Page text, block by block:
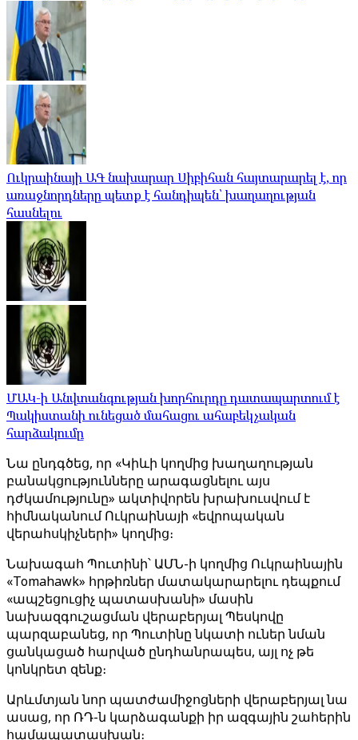
Ուկրաինայի ԱԳ նախարար Սիբիհան հայտարարել է, որ
առաջնորդները պետք է հանդիպեն՝ խաղաղության
հասնելու
ՄԱԿ-ի Անվտանգության խորհուրդը դատապարտում է
Պակիստանի ունեցած մահացու ահաբեկչական
հարձակումը
Նա ընդգծեց, որ «Կիևի կողմից խաղաղության
բանակցությունները արագացնելու այս
դժկամությունը» ակտիվորեն խրախուսվում է
հիմնականում Ուկրաինայի «եվրոպական
վերահսկիչների» կողմից։
Նախագահ Պուտինի՝ ԱՄՆ-ի կողմից Ուկրաինային
«Tomahawk» հրթիռներ մատակարարելու դեպքում
«ապշեցուցիչ պատասխանի» մասին
նախազգուշացման վերաբերյալ Պեսկովը
պարզաբանեց, որ Պուտինը նկատի ուներ նման
ցանկացած հարված ընդհանրապես, այլ ոչ թե
կոնկրետ զենք։
Արևմտյան նոր պատժամիջոցների վերաբերյալ նա
ասաց, որ ՌԴ-ն կարձագանքի իր ազգային շահերին
համապատասխան։